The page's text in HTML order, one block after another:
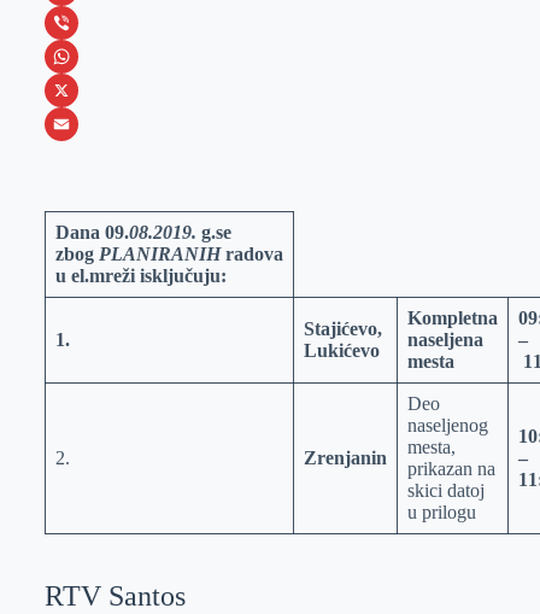
c
e
b
o
e
s
s
e
L
i
n
k
V
i
b
W
h
A
p
X
l
Dana 09.08.2019. g.se
zbog PLANIRANIHradova
u el.mreži isključuju:
1.
Stajićevo,
Lukićevo
Kompletna
naseljena
mesta
–
1
2. Zrenjanin
Deo
naseljenog
mesta,
prikazan na
skici datoj
u prilogu
–
RTV Santos